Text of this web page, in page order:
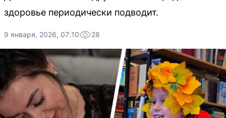
здоровье периодически подводит.
9 января, 2026, 07:10 28